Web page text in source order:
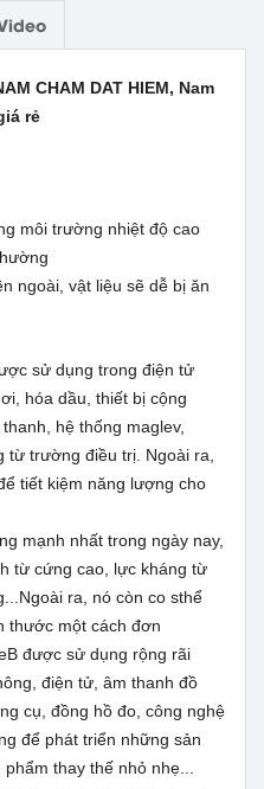
CHAM DAT HIEM, Nam
rẻ
môi trường nhiệt độ cao
ngoài, vật liệu sẽ dễ bị ăn
sử dụng trong điện tử
hóa dầu, thiết bị cộng
hệ thống maglev,
từ trường điều trị. Ngoài ra,
tiết kiệm năng lượng cho
mạnh nhất trong ngày nay,
từ cứng cao, lực kháng từ
ra, nó còn co sthể
thước một cách đơn
được sử dụng rộng rãi
điện tử, âm thanh đồ
cụ, đồng hồ đo, công nghệ
để phát triển những sản
thay thế nhỏ nhẹ...